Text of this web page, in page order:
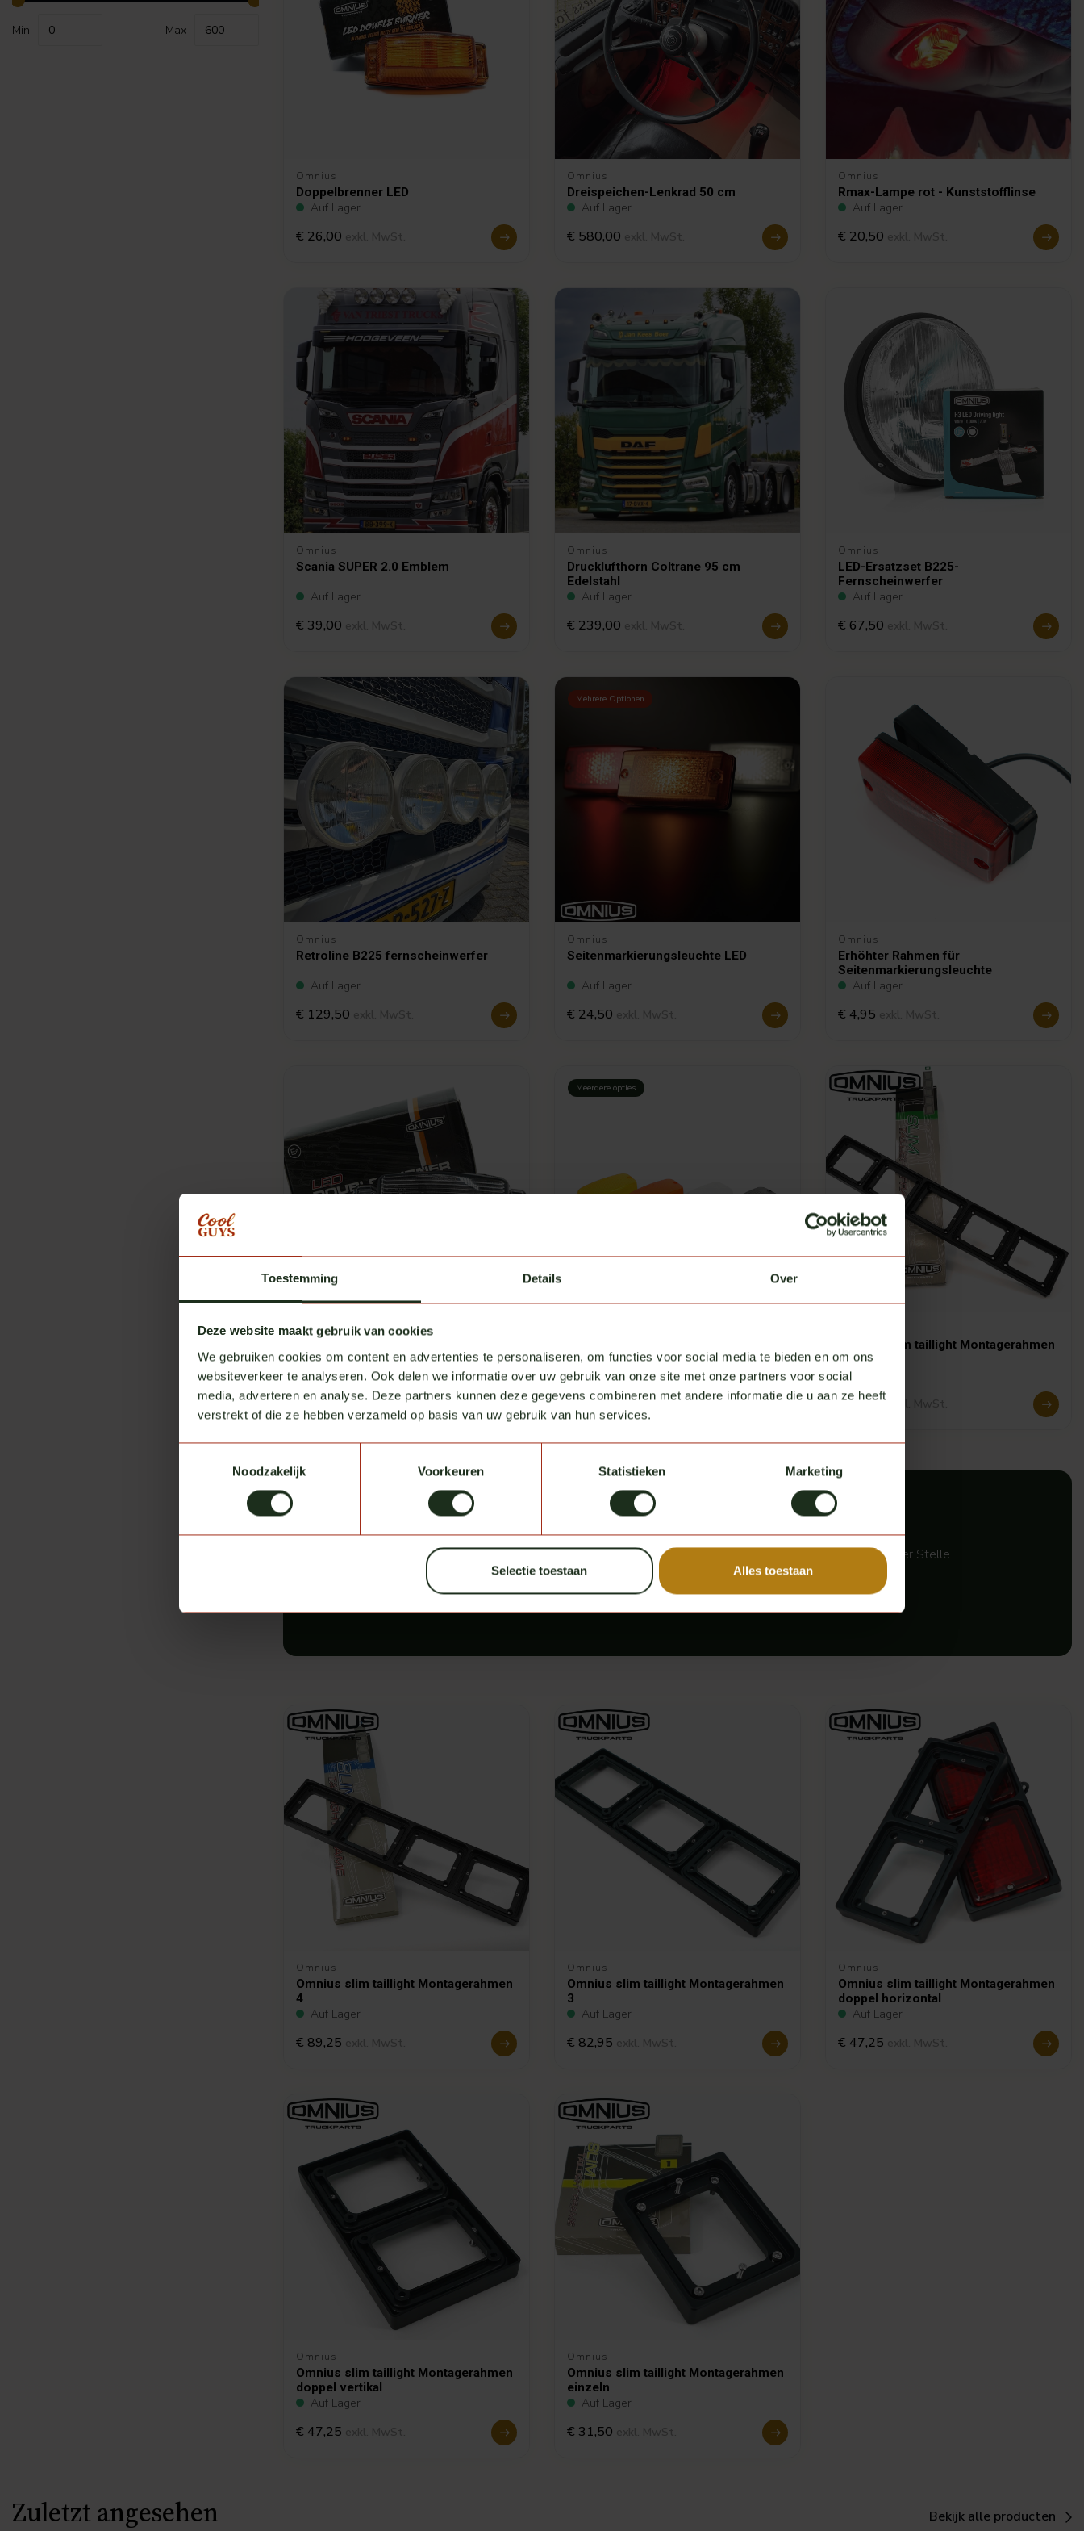
Toestemming Details Over
Deze website maakt gebruik van cookies
We gebruiken cookies om content en advertenties te personaliseren, om functies voor social media te bieden en om ons
websiteverkeer te analyseren. Ook delen we informatie over uw gebruik van onze site met onze partners voor social
media, adverteren en analyse. Deze partners kunnen deze gegevens combineren met andere informatie die u aan ze heeft
verstrekt of die ze hebben verzameld op basis van uw gebruik van hun services.
Noodzakelijk
Voorkeuren Statistieken Marketing
Selectie toestaan Alles toestaan
Min Max
Omnius
Doppelbrenner LED
Auf Lager
€ 26,00
Omnius
Dreispeichen-Lenkrad 50 cm
Auf Lager
€ 580,00
Omnius
Rmax-Lampe rot - Kunststofflinse
Auf Lager
€ 20,50
Omnius
Scania SUPER 2.0 Emblem
Auf Lager
€ 39,00
Omnius
Drucklufthorn Coltrane 95 cm
Edelstahl
Auf Lager
€ 239,00
Omnius
LED-Ersatzset B225-
Fernscheinwerfer
Auf Lager
€ 67,50
Omnius
Retroline B225 fernscheinwerfer
Auf Lager
€ 129,50
Mehrere Optionen
Omnius
Seitenmarkierungsleuchte LED
Auf Lager
€ 24,50
Omnius
Erhöhter Rahmen für
Seitenmarkierungsleuchte
Auf Lager
€ 4,95
Omnius
LED smoked
Auf Lager
€ 29,00 exkl. MwSt.
Meerdere opties
Auf Lager
€ 5,00 exkl. MwSt.
Omnius slim taillight Montagerahmen
5
€ 99,75
Ist das Produkt, das Sie suchen, nicht aufgeführt?
Kontaktieren Sie uns einfach, und wir kümmern uns darum. Service steht bei uns immer an erster Stelle.
Kontaktieren Sie uns
Omnius
Omnius slim taillight Montagerahmen
4
Auf Lager
€ 89,25
Omnius
Omnius slim taillight Montagerahmen
3
Auf Lager
€ 82,95
Omnius
Omnius slim taillight Montagerahmen
doppel horizontal
Auf Lager
€ 47,25
Omnius
Omnius slim taillight Montagerahmen
doppel vertikal
Auf Lager
€ 47,25
Omnius
Omnius slim taillight Montagerahmen
einzeln
Auf Lager
€ 31,50
Zuletzt angesehen Bekijk alle producten